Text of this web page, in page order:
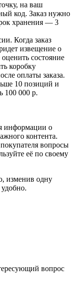
на ваш
код. Заказ нужно
хранения — 3
Когда заказ
извещение о
состояние
коробку
оплаты заказа.
10 позиций и
100 000 р.
информации о
контента.
вопросы
её по своему
изменив одну
вопрос